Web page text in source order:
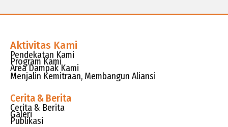
Aktivitas Kami
Pendekatan Kami
Program Kami
Area Dampak Kami
Menjalin Kemitraan, Membangun Aliansi
Cerita & Berita
Cerita & Berita
Galeri
Publikasi